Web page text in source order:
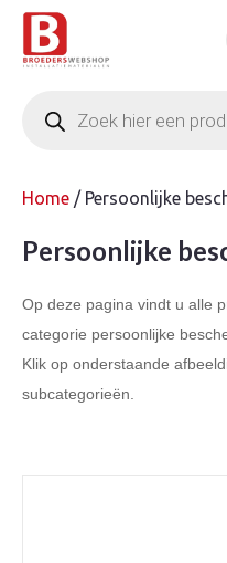
Skip
content
zoeken
Home / Persoonlijke
Persoonlijke
Op deze pagina vindt u alle
categorie persoonlijke
Klik op onderstaande
subcategorieën.